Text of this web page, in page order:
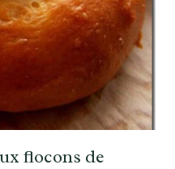
flocons de